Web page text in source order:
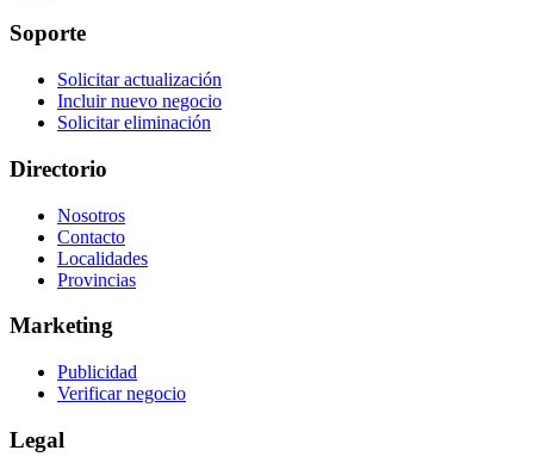
Soporte
Solicitar actualización
Incluir nuevo negocio
Solicitar eliminación
Directorio
Nosotros
Contacto
Localidades
Provincias
Marketing
Publicidad
Verificar negocio
Legal